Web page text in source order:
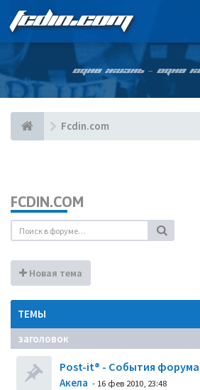
FCDIN.COM
ОДНА ЖИЗНЬ – ОДНА
Fcdin.com
FCDIN.COM
Новая тема
ТЕМЫ
заголовок
Post-it® - События форума
Акела - 16 фев 2010, 23:48